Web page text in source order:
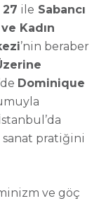
27 ile Sabancı
Kadın
’nin beraber
Dominique
pratiğini
ve göç